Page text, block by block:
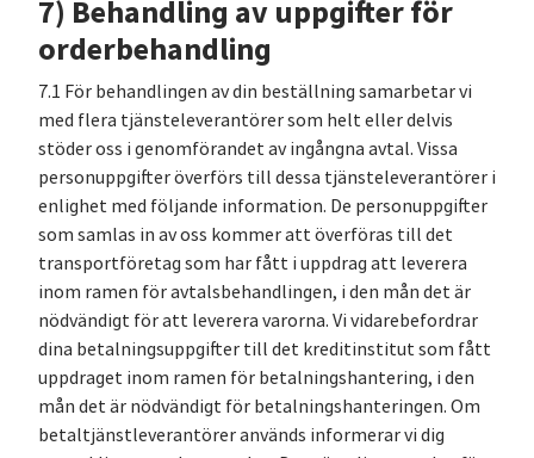
7) Behandling av uppgifter för
orderbehandling
7.1 För behandlingen av din beställning samarbetar vi
med flera tjänsteleverantörer som helt eller delvis
stöder oss i genomförandet av ingångna avtal. Vissa
personuppgifter överförs till dessa tjänsteleverantörer i
enlighet med följande information. De personuppgifter
som samlas in av oss kommer att överföras till det
transportföretag som har fått i uppdrag att leverera
inom ramen för avtalsbehandlingen, i den mån det är
nödvändigt för att leverera varorna. Vi vidarebefordrar
dina betalningsuppgifter till det kreditinstitut som fått
uppdraget inom ramen för betalningshantering, i den
mån det är nödvändigt för betalningshanteringen. Om
betaltjänstleverantörer används informerar vi dig